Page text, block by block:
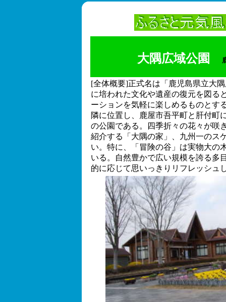
大隅広域公園
[全体概要]正式名は「鹿児島県立大
に培われた文化や遺産の復元を図る
ーションを気軽に楽しめるものとす
隣に位置し、鹿屋市吾平町と肝付町
の公園である。四季折々の花々が咲
紹介する「大隅の家」、九州一のス
い。特に、「冒険の谷」は実物大の
いる。自然豊かで広い規模を誇る多
的に応じて思いっきりリフレッシュ